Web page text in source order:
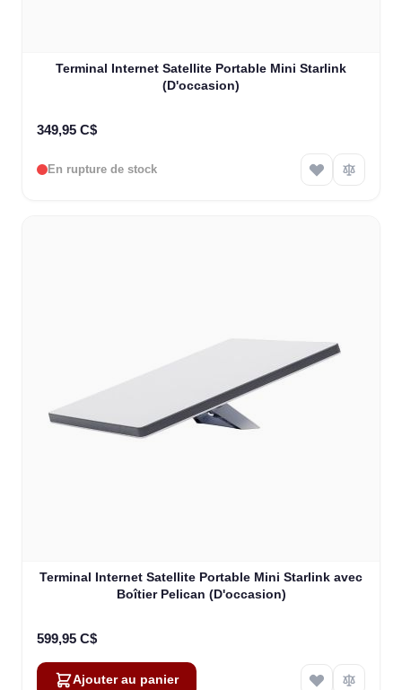
Terminal Internet Satellite Portable Mini Starlink
(D'occasion)
349,95 C$
En rupture de stock
Terminal Internet Satellite Portable Mini Starlink avec
Boîtier Pelican (D'occasion)
599,95 C$
Ajouter au panier